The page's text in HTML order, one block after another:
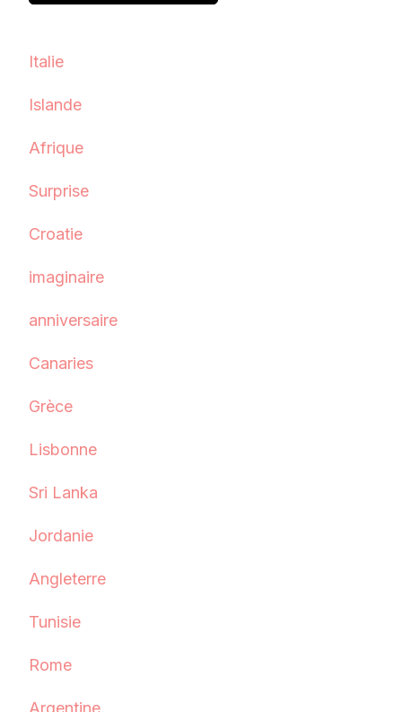
Italie
Islande
Afrique
Surprise
Croatie
imaginaire
anniversaire
Canaries
Grèce
Lisbonne
Sri Lanka
Jordanie
Angleterre
Tunisie
Rome
Argentine